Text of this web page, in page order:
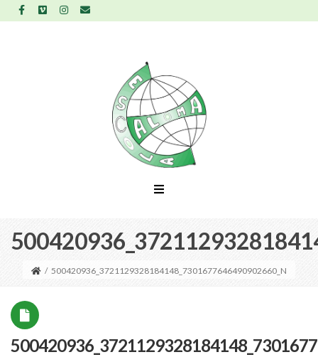
/ 500420936_3721129328184148_7301677646490902660_N